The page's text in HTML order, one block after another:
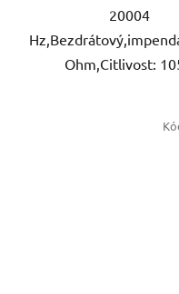
20004
Ohm,Citlivost: